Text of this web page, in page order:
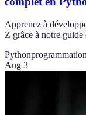
Apprenez à
Z grâce à notre
Pythonprogrammation
Aug 3